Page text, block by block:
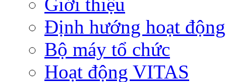
Giới thiệu
Định hướng hoạt động
Bộ máy tổ chức
Hoạt động VITAS